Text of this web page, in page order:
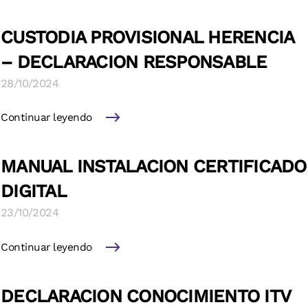
CUSTODIA PROVISIONAL HERENCIA
– DECLARACION RESPONSABLE
28/10/2024
Continuar leyendo
MANUAL INSTALACION CERTIFICADO
DIGITAL
23/10/2024
Continuar leyendo
DECLARACION CONOCIMIENTO ITV